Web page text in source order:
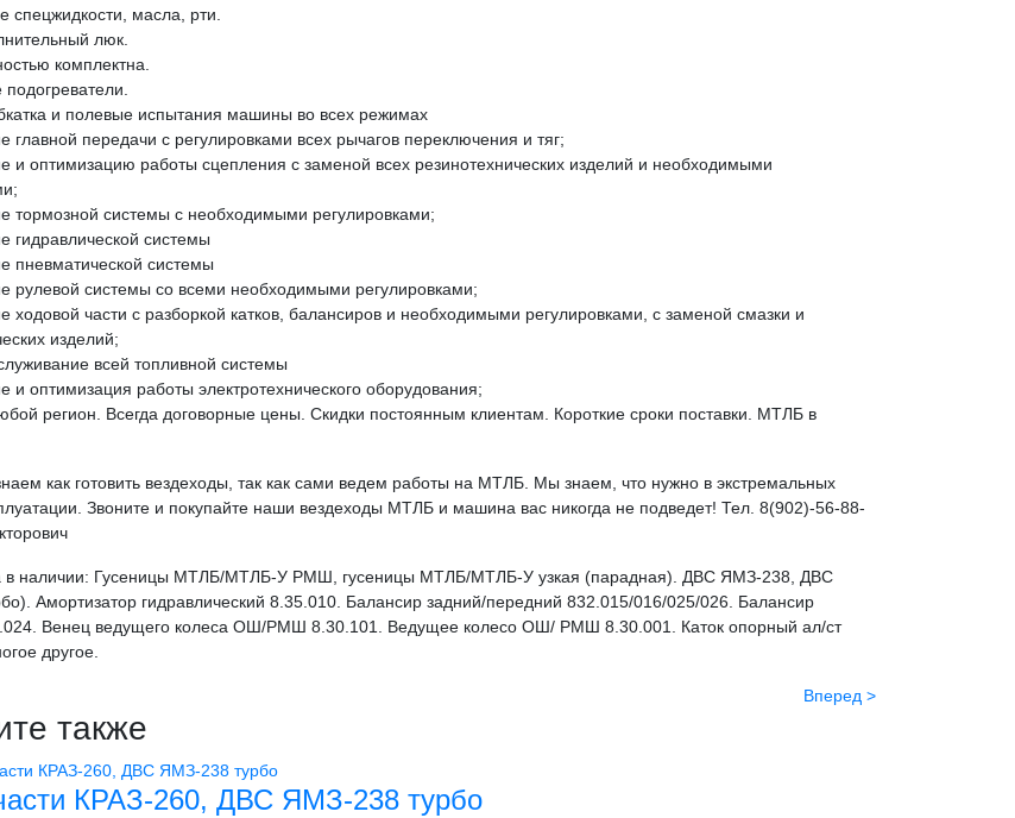
спецжидкости, масла, рти.
люк.
комплектна.
и полевые испытания машины во всех режимах
главной передачи с регулировками всех рычагов переключения и тяг;
и оптимизацию работы сцепления с заменой всех резинотехнических изделий и необходимыми
тормозной системы с необходимыми регулировками;
гидравлической системы
пневматической системы
рулевой системы со всеми необходимыми регулировками;
ходовой части с разборкой катков, балансиров и необходимыми регулировками, с заменой смазки и
изделий;
всей топливной системы
и оптимизация работы электротехнического оборудования;
регион. Всегда договорные цены. Скидки постоянным клиентам. Короткие сроки поставки. МТЛБ в
как готовить вездеходы, так как сами ведем работы на МТЛБ. Мы знаем, что нужно в экстремальных
Звоните и покупайте наши вездеходы МТЛБ и машина вас никогда не подведет! Тел. 8(902)-56-88-
в наличии: Гусеницы МТЛБ/МТЛБ-У РМШ, гусеницы МТЛБ/МТЛБ-У узкая (парадная). ДВС ЯМЗ-238, ДВС
Амортизатор гидравлический 8.35.010. Балансир задний/передний 832.015/016/025/026. Балансир
Венец ведущего колеса ОШ/РМШ 8.30.101. Ведущее колесо ОШ/ РМШ 8.30.001. Каток опорный ал/ст
другое.
Вперед >
также
КРАЗ-260, ДВС ЯМЗ-238 турбо